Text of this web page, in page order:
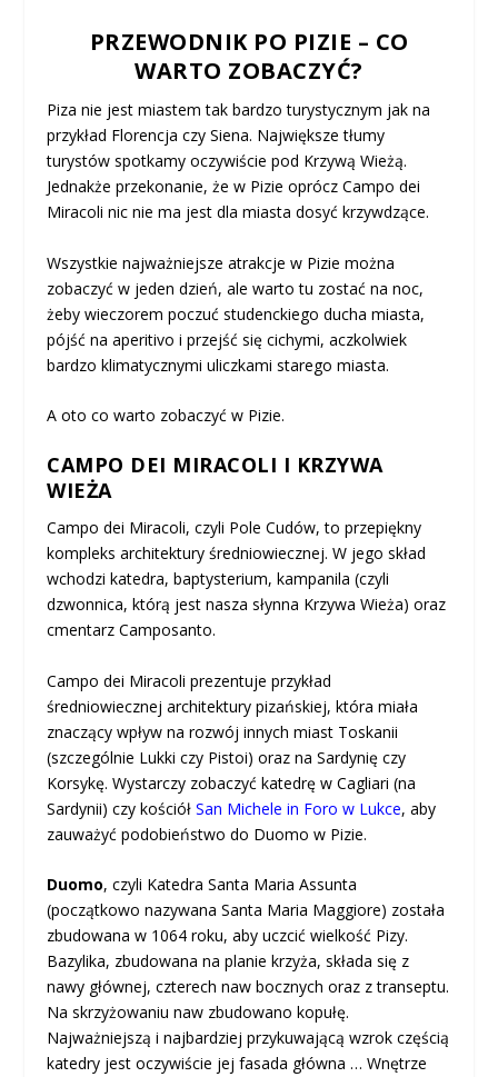
PRZEWODNIK PO PIZIE – CO
WARTO ZOBACZYĆ?
Piza nie jest miastem tak bardzo turystycznym jak na
przykład Florencja czy Siena. Największe tłumy
turystów spotkamy oczywiście pod Krzywą Wieżą.
Jednakże przekonanie, że w Pizie oprócz Campo dei
Miracoli nic nie ma jest dla miasta dosyć krzywdzące.
Wszystkie najważniejsze atrakcje w Pizie można
zobaczyć w jeden dzień, ale warto tu zostać na noc,
żeby wieczorem poczuć studenckiego ducha miasta,
pójść na aperitivo i przejść się cichymi, aczkolwiek
bardzo klimatycznymi uliczkami starego miasta.
A oto co warto zobaczyć w Pizie.
CAMPO DEI MIRACOLI I KRZYWA
WIEŻA
Campo dei Miracoli, czyli Pole Cudów, to przepiękny
kompleks architektury średniowiecznej. W jego skład
wchodzi katedra, baptysterium, kampanila (czyli
dzwonnica, którą jest nasza słynna Krzywa Wieża) oraz
cmentarz Camposanto.
Campo dei Miracoli prezentuje przykład
średniowiecznej architektury pizańskiej, która miała
znaczący wpływ na rozwój innych miast Toskanii
(szczególnie Lukki czy Pistoi) oraz na Sardynię czy
Korsykę. Wystarczy zobaczyć katedrę w Cagliari (na
Sardynii) czy kościółSan Michele in Foro w Lukce, aby
zauważyć podobieństwo do Duomo w Pizie.
Duomo, czyli Katedra Santa Maria Assunta
(początkowo nazywana Santa Maria Maggiore) została
zbudowana w 1064 roku, aby uczcić wielkość Pizy.
Bazylika, zbudowana na planie krzyża, składa się z
nawy głównej, czterech naw bocznych oraz z transeptu.
Na skrzyżowaniu naw zbudowano kopułę.
Najważniejszą i najbardziej przykuwającą wzrok częścią
katedry jest oczywiście jej fasada główna … Wnętrze